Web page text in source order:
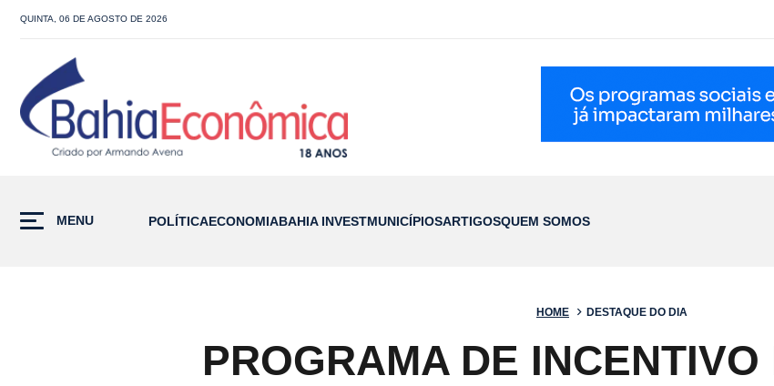
QUINTA, 06 DE AGOSTO DE 2026
MENU POLÍTICAECONOMIABAHIA INVESTMUNICÍPIOSARTIGOSQUEM SOMOS
HOME DESTAQUE DO DIA
PROGRAMA DE